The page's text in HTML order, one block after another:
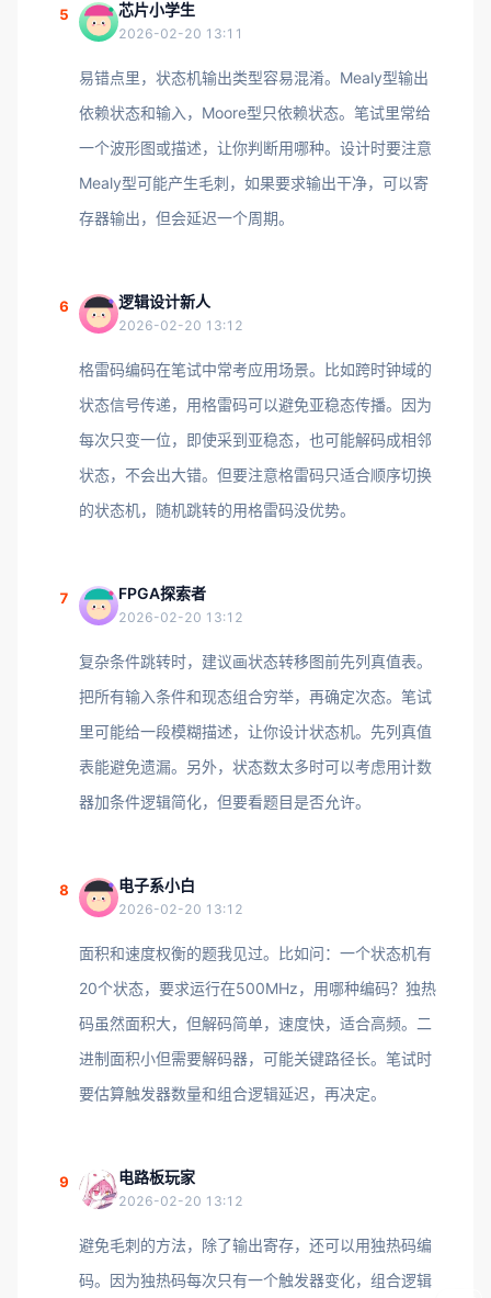
5 芯片小学生
2026-02-20 13:11
易错点里，状态机输出类型容易混淆。Mealy型输出
依赖状态和输入，Moore型只依赖状态。笔试里常给
一个波形图或描述，让你判断用哪种。设计时要注意
Mealy型可能产生毛刺，如果要求输出干净，可以寄
存器输出，但会延迟一个周期。
6 逻辑设计新人
2026-02-20 13:12
格雷码编码在笔试中常考应用场景。比如跨时钟域的
状态信号传递，用格雷码可以避免亚稳态传播。因为
每次只变一位，即使采到亚稳态，也可能解码成相邻
状态，不会出大错。但要注意格雷码只适合顺序切换
的状态机，随机跳转的用格雷码没优势。
7 FPGA探索者
2026-02-20 13:12
复杂条件跳转时，建议画状态转移图前先列真值表。
把所有输入条件和现态组合穷举，再确定次态。笔试
里可能给一段模糊描述，让你设计状态机。先列真值
表能避免遗漏。另外，状态数太多时可以考虑用计数
器加条件逻辑简化，但要看题目是否允许。
8 电子系小白
2026-02-20 13:12
面积和速度权衡的题我见过。比如问：一个状态机有
20个状态，要求运行在500MHz，用哪种编码？独热
码虽然面积大，但解码简单，速度快，适合高频。二
进制面积小但需要解码器，可能关键路径长。笔试时
要估算触发器数量和组合逻辑延迟，再决定。
9 电路板玩家
2026-02-20 13:12
避免毛刺的方法，除了输出寄存，还可以用独热码编
码。因为独热码每次只有一个触发器变化，组合逻辑